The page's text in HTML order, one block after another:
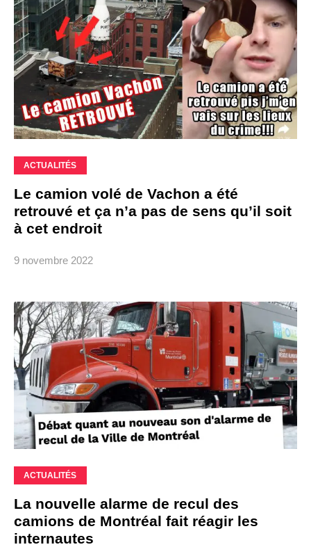
ACTUALITÉS
Le camion volé de Vachon a été
retrouvé et ça n’a pas de sens qu’il soit
à cet endroit
9 novembre 2022
ACTUALITÉS
La nouvelle alarme de recul des
camions de Montréal fait réagir les
internautes